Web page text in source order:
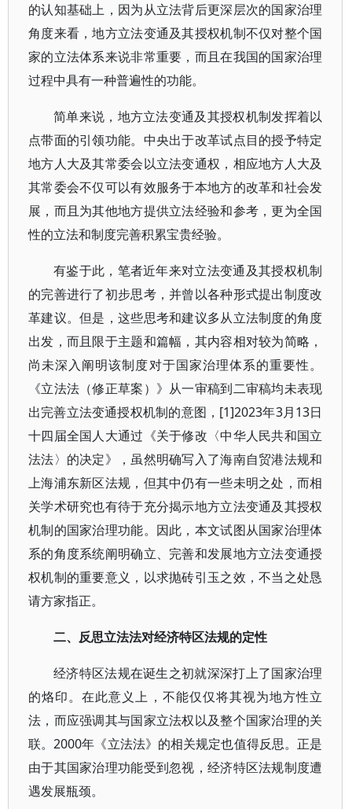
的认知基础上，因为从立法背后更深层次的国家治理
角度来看，地方立法变通及其授权机制不仅对整个国
家的立法体系来说非常重要，而且在我国的国家治理
过程中具有一种普遍性的功能。
简单来说，地方立法变通及其授权机制发挥着以
点带面的引领功能。中央出于改革试点目的授予特定
地方人大及其常委会以立法变通权，相应地方人大及
其常委会不仅可以有效服务于本地方的改革和社会发
展，而且为其他地方提供立法经验和参考，更为全国
性的立法和制度完善积累宝贵经验。
有鉴于此，笔者近年来对立法变通及其授权机制
的完善进行了初步思考，并曾以各种形式提出制度改
革建议。但是，这些思考和建议多从立法制度的角度
出发，而且限于主题和篇幅，其内容相对较为简略，
尚未深入阐明该制度对于国家治理体系的重要性。
《立法法（修正草案）》从一审稿到二审稿均未表现
出完善立法变通授权机制的意图，[1]2023年3月13日
十四届全国人大通过《关于修改〈中华人民共和国立
法法〉的决定》，虽然明确写入了海南自贸港法规和
上海浦东新区法规，但其中仍有一些未明之处，而相
关学术研究也有待于充分揭示地方立法变通及其授权
机制的国家治理功能。因此，本文试图从国家治理体
系的角度系统阐明确立、完善和发展地方立法变通授
权机制的重要意义，以求抛砖引玉之效，不当之处恳
请方家指正。
二、反思立法法对经济特区法规的定性
经济特区法规在诞生之初就深深打上了国家治理
的烙印。在此意义上，不能仅仅将其视为地方性立
法，而应强调其与国家立法权以及整个国家治理的关
联。2000年《立法法》的相关规定也值得反思。正是
由于其国家治理功能受到忽视，经济特区法规制度遭
遇发展瓶颈。